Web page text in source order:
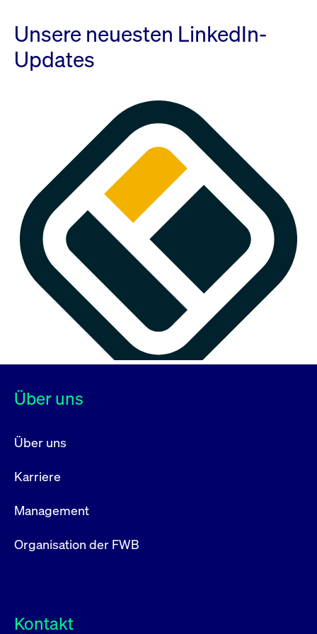
Unsere neuesten LinkedIn-
Updates
Über uns
Über uns
Karriere
Management
Organisation der FWB
Kontakt